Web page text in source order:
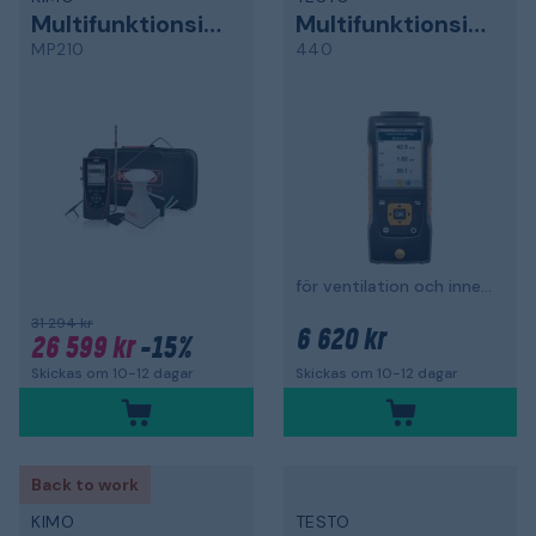
Multifunktionsinstrument
MP210
31 294 kr
26 599 kr-15%
Skickas om 10-12 dagar
Multifunktionsinstrument
440
för ventilation och inneklimat
6 620 kr
Skickas om 10-12 dagar
Back to work
KIMO
TESTO